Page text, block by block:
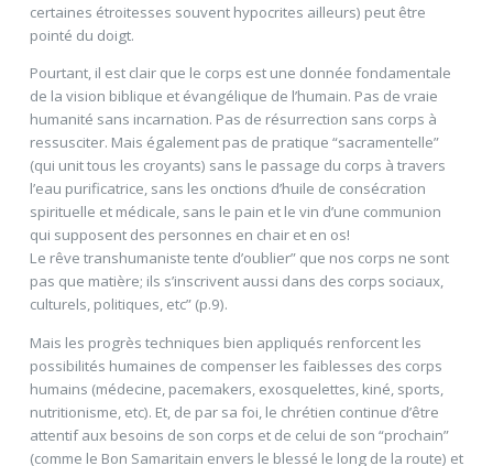
certaines étroitesses souvent hypocrites ailleurs) peut être
pointé du doigt.
Pourtant, il est clair que le corps est une donnée fondamentale
de la vision biblique et évangélique de l’humain. Pas de vraie
humanité sans incarnation. Pas de résurrection sans corps à
ressusciter. Mais également pas de pratique “sacramentelle”
(qui unit tous les croyants) sans le passage du corps à travers
l’eau purificatrice, sans les onctions d’huile de consécration
spirituelle et médicale, sans le pain et le vin d’une communion
qui supposent des personnes en chair et en os!
Le rêve transhumaniste tente d’oublier” que nos corps ne sont
pas que matière; ils s’inscrivent aussi dans des corps sociaux,
culturels, politiques, etc” (p.9).
Mais les progrès techniques bien appliqués renforcent les
possibilités humaines de compenser les faiblesses des corps
humains (médecine, pacemakers, exosquelettes, kiné, sports,
nutritionisme, etc). Et, de par sa foi, le chrétien continue d’être
attentif aux besoins de son corps et de celui de son “prochain”
(comme le Bon Samaritain envers le blessé le long de la route) et